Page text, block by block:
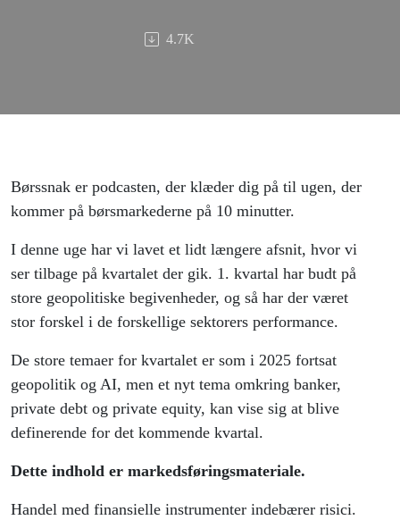
Kvartalet
4.7K
Børssnak er podcasten, der klæder dig på til ugen, der
kommer på børsmarkederne på 10 minutter.
I denne uge har vi lavet et lidt længere afsnit, hvor vi
ser tilbage på kvartalet der gik. 1. kvartal har budt på
store geopolitiske begivenheder, og så har der været
stor forskel i de forskellige sektorers performance.
De store temaer for kvartalet er som i 2025 fortsat
geopolitik og AI, men et nyt tema omkring banker,
private debt og private equity, kan vise sig at blive
definerende for det kommende kvartal.
Dette indhold er markedsføringsmateriale.
Handel med finansielle instrumenter indebærer risici.